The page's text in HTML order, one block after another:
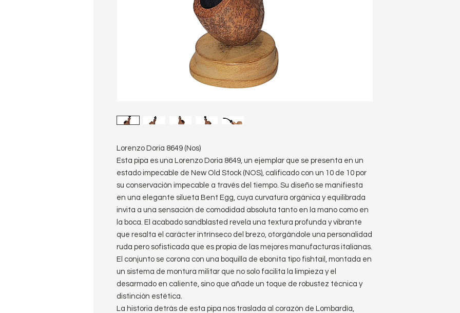
Lorenzo Doria 8649 (Nos)
Esta pipa es una Lorenzo Doria 8649, un ejemplar que se presenta en un
estado impecable de New Old Stock (NOS), calificado con un 10 de 10 por
su conservación impecable a través del tiempo. Su diseño se manifiesta
en una elegante silueta Bent Egg, cuya curvatura orgánica y equilibrada
invita a una sensación de comodidad absoluta tanto en la mano como en
la boca. El acabado sandblasted revela una textura profunda y vibrante
que resalta el carácter intrínseco del brezo, otorgándole una personalidad
ruda pero sofisticada que es propia de las mejores manufacturas italianas.
El conjunto se corona con una boquilla de ebonita tipo fishtail, montada en
un sistema de montura militar que no solo facilita la limpieza y el
desarmado en caliente, sino que añade un toque de robustez técnica y
distinción estética.
​La historia detrás de esta pipa nos traslada al corazón de Lombardía,